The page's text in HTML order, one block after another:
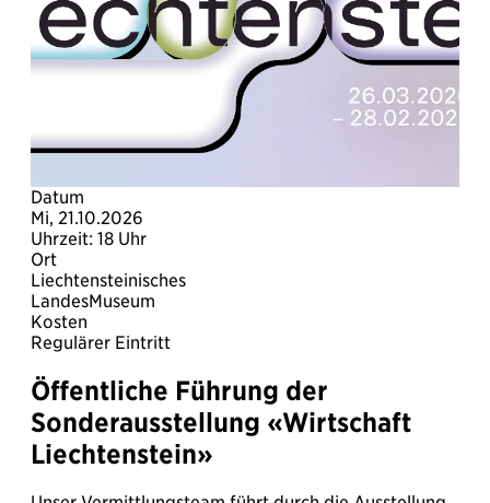
Datum
Mi, 21.10.2026
Uhrzeit: 18 Uhr
Ort
Liechtensteinisches
LandesMuseum
Kosten
Regulärer Eintritt
Öffentliche Führung der
Sonderausstellung «Wirtschaft
Liechtenstein»